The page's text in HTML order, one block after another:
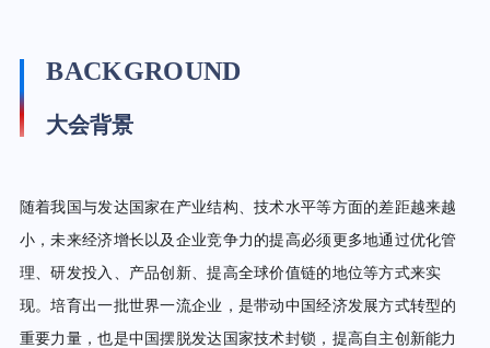
BACKGROUND
大会背景
随着我国与发达国家在产业结构、技术水平等方面的差距越来越
小，未来经济增长以及企业竞争力的提高必须更多地通过优化管
理、研发投入、产品创新、提高全球价值链的地位等方式来实
现。培育出一批世界一流企业，是带动中国经济发展方式转型的
重要力量，也是中国摆脱发达国家技术封锁，提高自主创新能力